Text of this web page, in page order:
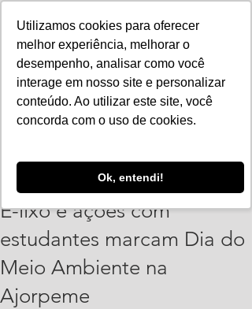
Utilizamos cookies para oferecer
melhor experiência, melhorar o
desempenho, analisar como você
interage em nosso site e personalizar
conteúdo. Ao utilizar este site, você
concorda com o uso de cookies.
Ok, entendi!
E-lixo e ações com
estudantes marcam Dia do
Meio Ambiente na
Ajorpeme